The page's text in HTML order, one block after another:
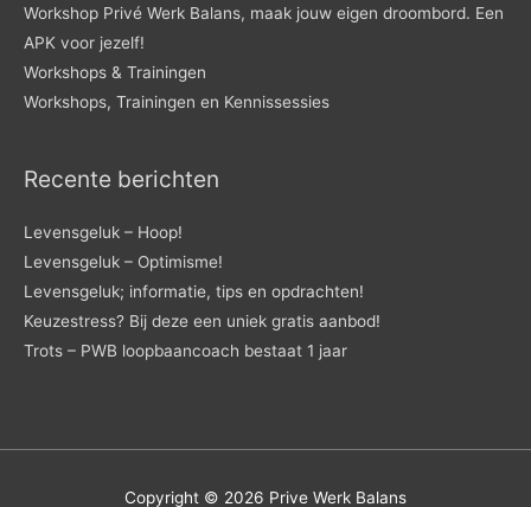
Workshop Privé Werk Balans, maak jouw eigen droombord. Een
APK voor jezelf!
Workshops & Trainingen
Workshops, Trainingen en Kennissessies
Recente berichten
Levensgeluk – Hoop!
Levensgeluk – Optimisme!
Levensgeluk; informatie, tips en opdrachten!
Keuzestress? Bij deze een uniek gratis aanbod!
Trots – PWB loopbaancoach bestaat 1 jaar
Copyright © 2026 Prive Werk Balans